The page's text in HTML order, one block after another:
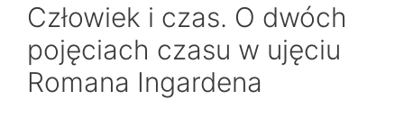
Człowiek i czas. O dwóch
pojęciach czasu w ujęciu
Romana Ingardena